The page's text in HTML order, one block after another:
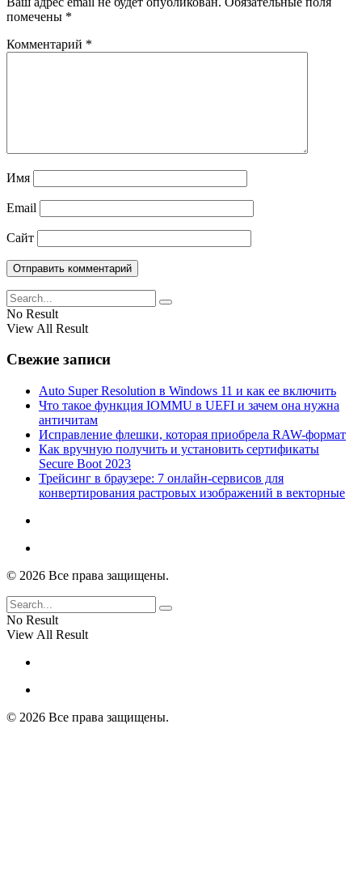
помечены *
Комментарий *
Имя
Email
Сайт
No Result
View All Result
Свежие записи
Auto Super Resolution в Windows 11 и как ее включить
Что такое функция IOMMU в UEFI и зачем она нужна
античитам
Исправление флешки, которая приобрела RAW-формат
Как вручную получить и установить сертификаты
Secure Boot 2023
Трейсинг в браузере: 7 онлайн-сервисов для
конвертирования растровых изображений в векторные
© 2026 Все права защищены.
No Result
View All Result
© 2026 Все права защищены.